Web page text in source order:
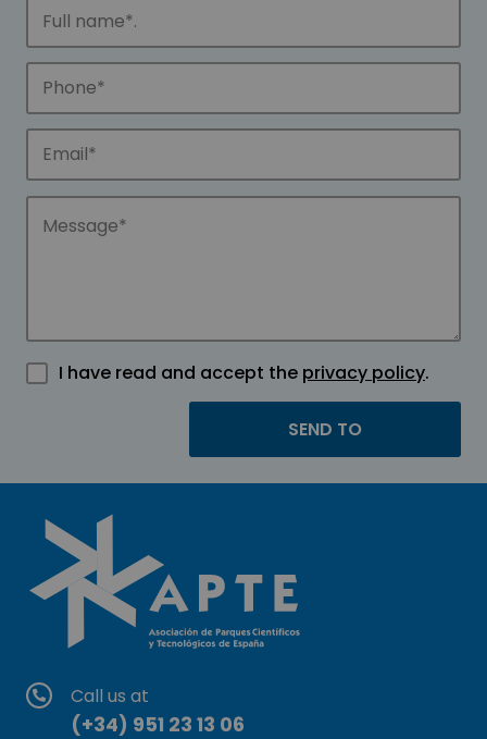
I have read and accept the privacy policy.
Call us at
(+34) 951 23 13 06